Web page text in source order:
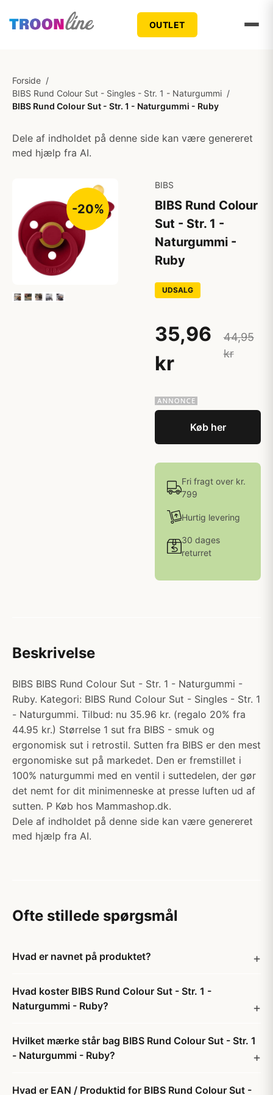
OUTLET
Forside /
BIBS Rund Colour Sut - Singles - Str. 1 - Naturgummi /
BIBS Rund Colour Sut - Str. 1 - Naturgummi - Ruby
Dele af indholdet på denne side kan være genereret
med hjælp fra AI.
-20%
BIBS
BIBS Rund Colour
Sut - Str. 1 -
Naturgummi -
Ruby
UDSALG
35,96
kr
44,95
kr
Køb her
Fri fragt over kr.
799
Hurtig levering
30 dages
returret
Beskrivelse
BIBS BIBS Rund Colour Sut - Str. 1 - Naturgummi -
Ruby. Kategori: BIBS Rund Colour Sut - Singles - Str. 1
- Naturgummi. Tilbud: nu 35.96 kr. (regalo 20% fra
44.95 kr.) Størrelse 1 sut fra BIBS - smuk og
ergonomisk sut i retrostil. Sutten fra BIBS er den mest
ergonomiske sut på markedet. Den er fremstillet i
100% naturgummi med en ventil i suttedelen, der gør
det nemt for dit minimenneske at presse luften ud af
sutten. P Køb hos Mammashop.dk.
Dele af indholdet på denne side kan være genereret
med hjælp fra AI.
Ofte stillede spørgsmål
Hvad er navnet på produktet?
Hvad koster BIBS Rund Colour Sut - Str. 1 -
Naturgummi - Ruby?
Hvilket mærke står bag BIBS Rund Colour Sut - Str. 1
- Naturgummi - Ruby?
Hvad er EAN / Produktid for BIBS Rund Colour Sut -